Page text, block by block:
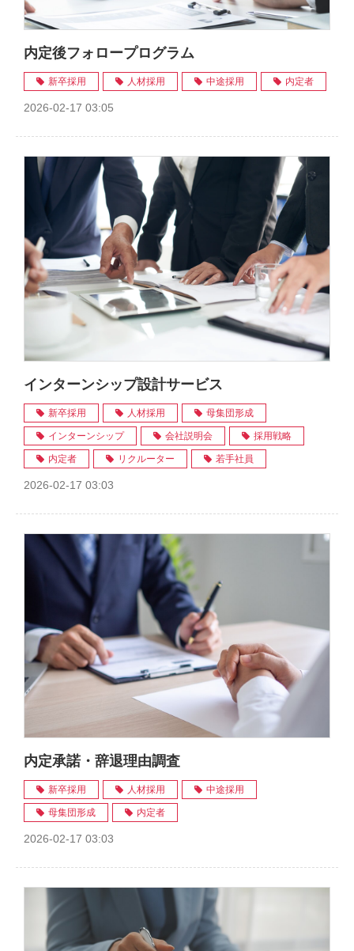
内定後フォロープログラム
新卒採用 人材採用 中途採用 内定者
2026-02-17 03:05
インターンシップ設計サービス
新卒採用 人材採用 母集団形成
インターンシップ 会社説明会 採用戦略
内定者 リクルーター 若手社員
2026-02-17 03:03
内定承諾・辞退理由調査
新卒採用 人材採用 中途採用
母集団形成 内定者
2026-02-17 03:03